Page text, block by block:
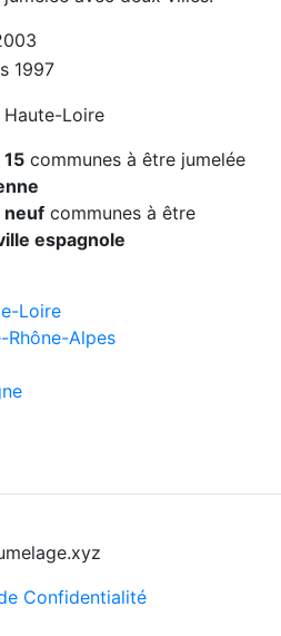
1997
Loire
15 communes à être jumelée
neuf communes à être
espagnole
Loire
Rhône-Alpes
Confidentialité